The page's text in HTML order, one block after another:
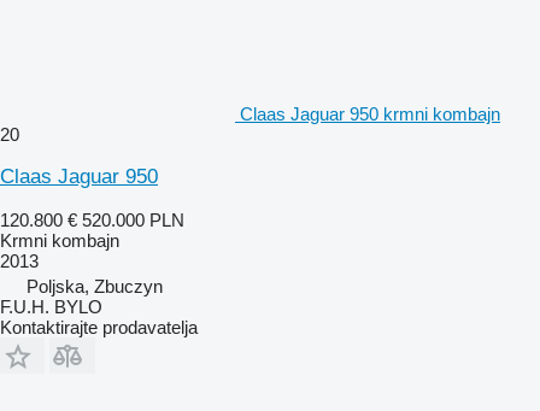
Claas Jaguar 950 krmni kombajn
20
Claas Jaguar 950
120.800 € 520.000 PLN
Krmni kombajn
2013
Poljska, Zbuczyn
F.U.H. BYLO
Kontaktirajte prodavatelja